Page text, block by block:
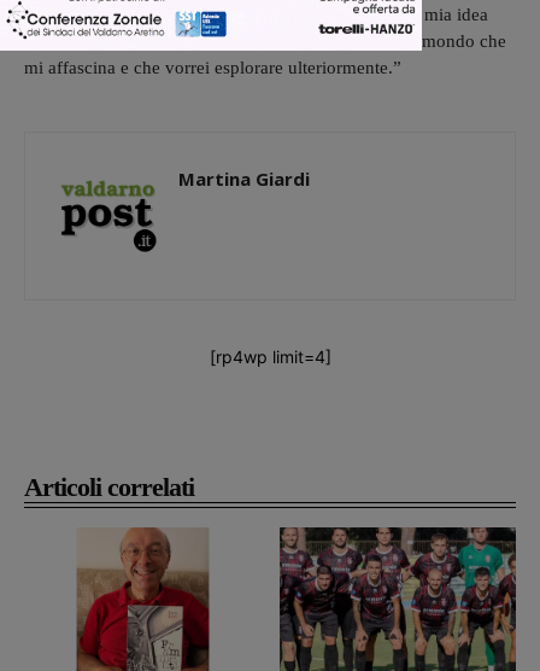
Articoli correlati
lavorando a uno spettacolo di teatro per ragazzi, una mia idea
che svilupperemo sempre con lo stesso regista. È un mondo che
mi affascina e che vorrei esplorare ulteriormente.”
Martina Giardi
[rp4wp limit=4]